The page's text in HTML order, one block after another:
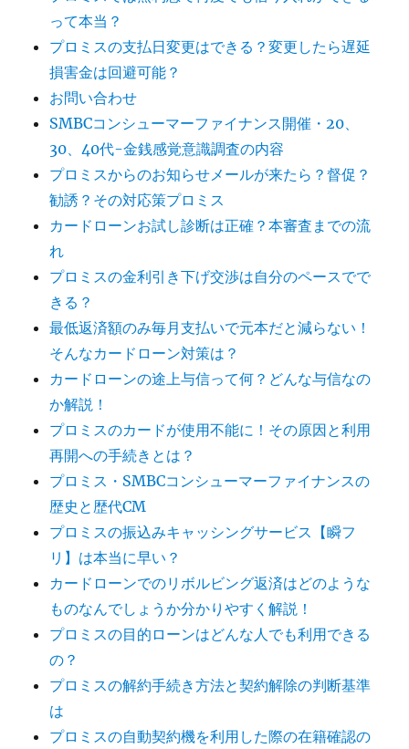
って本当？
プロミスの支払日変更はできる？変更したら遅延
損害金は回避可能？
お問い合わせ
SMBCコンシューマーファイナンス開催・20、
30、40代-金銭感覚意識調査の内容
プロミスからのお知らせメールが来たら？督促？
勧誘？その対応策プロミス
カードローンお試し診断は正確？本審査までの流
れ
プロミスの金利引き下げ交渉は自分のペースでで
きる？
最低返済額のみ毎月支払いで元本だと減らない！
そんなカードローン対策は？
カードローンの途上与信って何？どんな与信なの
か解説！
プロミスのカードが使用不能に！その原因と利用
再開への手続きとは？
プロミス・SMBCコンシューマーファイナンスの
歴史と歴代CM
プロミスの振込みキャッシングサービス【瞬フ
リ】は本当に早い？
カードローンでのリボルビング返済はどのような
ものなんでしょうか分かりやすく解説！
プロミスの目的ローンはどんな人でも利用できる
の？
プロミスの解約手続き方法と契約解除の判断基準
は
プロミスの自動契約機を利用した際の在籍確認の